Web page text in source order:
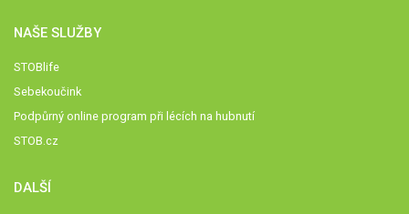
NAŠE SLUŽBY
STOBlife
Sebekoučink
Podpůrný online program při lécích na hubnutí
STOB.cz
DALŠÍ